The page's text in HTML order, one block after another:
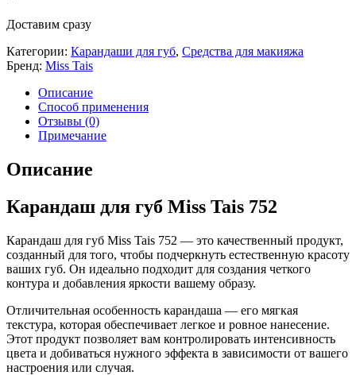
Доставим сразу
Категории: Карандаши для губ, Средства для макияжа
Бренд: Miss Tais
Описание
Способ применения
Отзывы (0)
Примечание
Описание
Карандаш для губ Miss Tais 752
Карандаш для губ Miss Tais 752 — это качественный продукт,
созданный для того, чтобы подчеркнуть естественную красоту
ваших губ. Он идеально подходит для создания четкого
контура и добавления яркости вашему образу.
Отличительная особенность карандаша — его мягкая
текстура, которая обеспечивает легкое и ровное нанесение.
Этот продукт позволяет вам контролировать интенсивность
цвета и добиваться нужного эффекта в зависимости от вашего
настроения или случая.